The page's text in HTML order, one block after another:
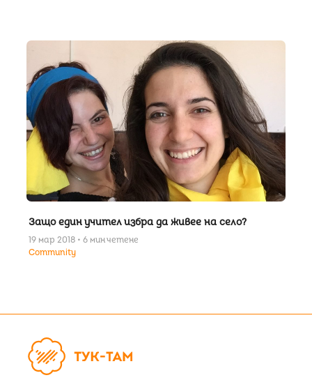
Защо един учител избра да живее на село?
19 мар 2018 • 6 мин четене
Community